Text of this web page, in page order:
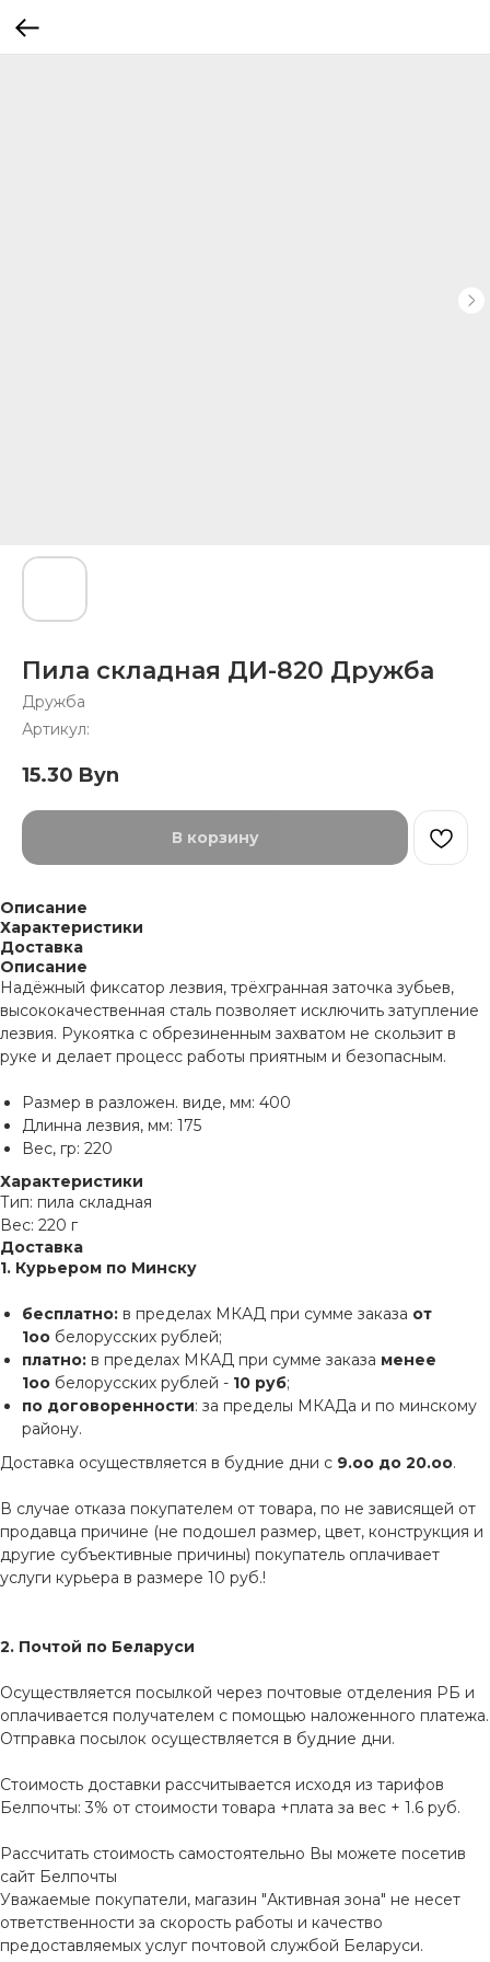
Пила складная ДИ-820 Дружба
Дружба
Артикул:
15.30 Byn
В корзину
Описание
Характеристики
Доставка
Описание
Надёжный фиксатор лезвия, трёхгранная заточка зубьев,
высококачественная сталь позволяет исключить затупление
лезвия. Рукоятка с обрезиненным захватом не скользит в
руке и делает процесс работы приятным и безопасным.
Размер в разложен. виде, мм: 400
Длинна лезвия, мм: 175
Вес, гр: 220
Характеристики
Тип: пила складная
Вес: 220 г
Доставка
1. Курьером по Минску
бесплатно: в пределах МКАД при сумме заказа от
1оо белорусских рублей;
платно: в пределах МКАД при сумме заказа менее
1оо белорусских рублей - 10 руб;
по договоренности: за пределы МКАДа и по минскому
району.
Доставка осуществляется в будние дни с 9.оо до 20.оо.
В случае отказа покупателем от товара, по не зависящей от
продавца причине (не подошел размер, цвет, конструкция и
другие субъективные причины) покупатель оплачивает
услуги курьера в размере 10 руб.!
2. Почтой по Беларуси
Осуществляется посылкой через почтовые отделения РБ и
оплачивается получателем с помощью наложенного платежа.
Отправка посылок осуществляется в будние дни.
Стоимость доставки рассчитывается исходя из тарифов
Белпочты: 3% от стоимости товара +плата за вес + 1.6 руб.
Рассчитать стоимость самостоятельно Вы можете посетив
сайт Белпочты
Уважаемые покупатели, магазин "Активная зона" не несет
ответственности за скорость работы и качество
предоставляемых услуг почтовой службой Беларуси.